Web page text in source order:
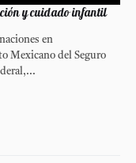
y cuidado infantil
en
Mexicano del Seguro